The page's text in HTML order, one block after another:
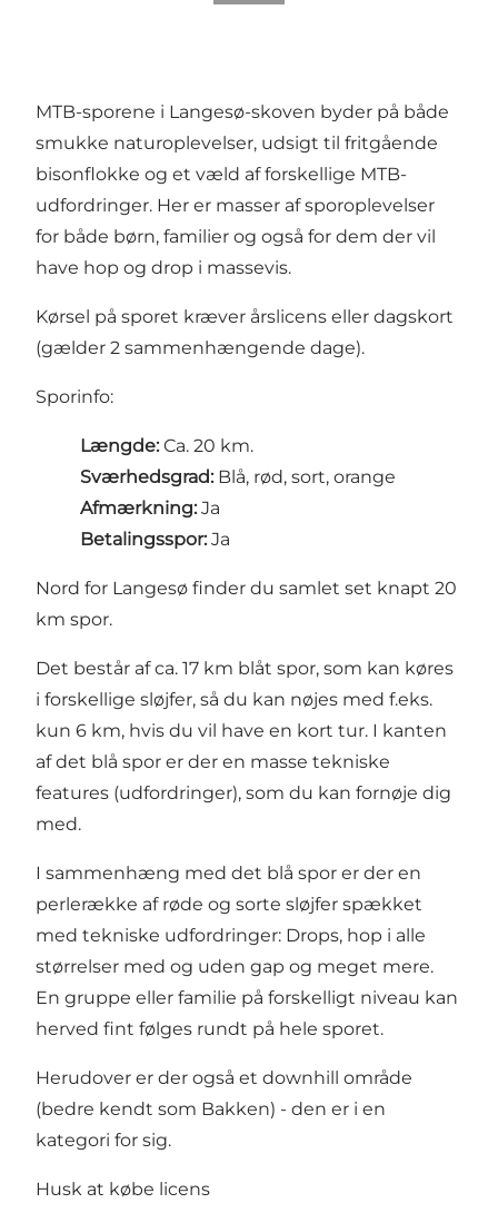
MTB-sporene i Langesø-skoven byder på både
smukke naturoplevelser, udsigt til fritgående
bisonflokke og et væld af forskellige MTB-
udfordringer. Her er masser af sporoplevelser
for både børn, familier og også for dem der vil
have hop og drop i massevis.
Kørsel på sporet kræver årslicens eller dagskort
(gælder 2 sammenhængende dage).
Sporinfo:
Længde: Ca. 20 km.
Sværhedsgrad: Blå, rød, sort, orange
Afmærkning: Ja
Betalingsspor: Ja
Nord for Langesø finder du samlet set knapt 20
km spor.
Det består af ca. 17 km blåt spor, som kan køres
i forskellige sløjfer, så du kan nøjes med f.eks.
kun 6 km, hvis du vil have en kort tur. I kanten
af det blå spor er der en masse tekniske
features (udfordringer), som du kan fornøje dig
med.
I sammenhæng med det blå spor er der en
perlerække af røde og sorte sløjfer spækket
med tekniske udfordringer: Drops, hop i alle
størrelser med og uden gap og meget mere.
En gruppe eller familie på forskelligt niveau kan
herved fint følges rundt på hele sporet.
Herudover er der også et downhill område
(bedre kendt som Bakken) - den er i en
kategori for sig.
Husk at købe licens